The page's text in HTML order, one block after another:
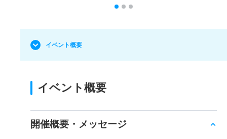
イベント概要
イベント概要
開催概要・メッセージ